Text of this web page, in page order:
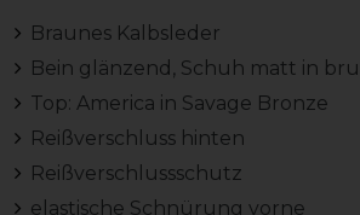
Braunes Kalbsleder
Bein glänzend, Schuh matt in
Top: America in Savage Bronze
Reißverschluss hinten
Reißverschlussschutz
elastische Schnürung vorne